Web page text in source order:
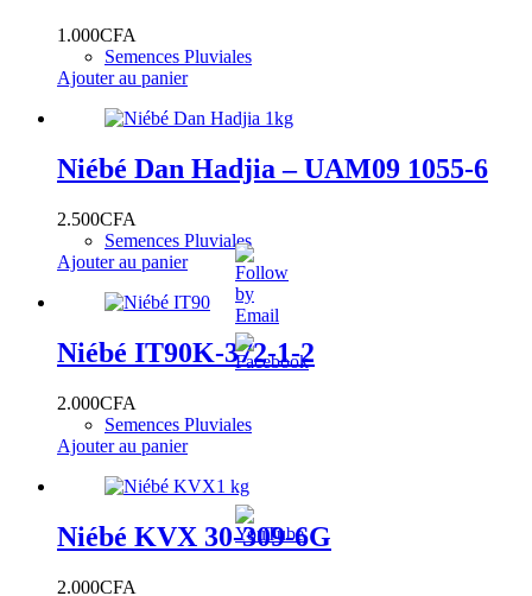
1.000CFA
Semences Pluviales
Ajouter au panier
Niébé Dan Hadjia – UAM09 1055-6
2.500CFA
Semences Pluviales
Ajouter au panier
Niébé IT90K-372-1-2
2.000CFA
Semences Pluviales
Ajouter au panier
Niébé KVX 30-309-6G
2.000CFA